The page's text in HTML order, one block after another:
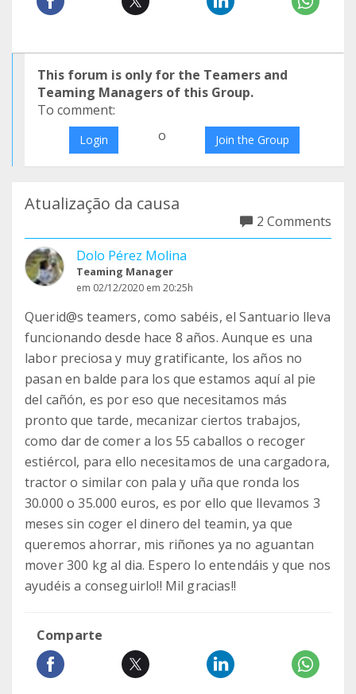
This forum is only for the Teamers and
Teaming Managers of this Group.
To comment:
Login o Join the Group
Atualização da causa
2 Comments
Dolo Pérez Molina
Teaming Manager
em 02/12/2020 em 20:25h
Querid@s teamers, como sabéis, el Santuario lleva
funcionando desde hace 8 años. Aunque es una
labor preciosa y muy gratificante, los años no
pasan en balde para los que estamos aquí al pie
del cañón, es por eso que necesitamos más
pronto que tarde, mecanizar ciertos trabajos,
como dar de comer a los 55 caballos o recoger
estiércol, para ello necesitamos de una cargadora,
tractor o similar con pala y uña que ronda los
30.000 o 35.000 euros, es por ello que llevamos 3
meses sin coger el dinero del teamin, ya que
queremos ahorrar, mis riñones ya no aguantan
mover 300 kg al dia. Espero lo entendáis y que nos
ayudéis a conseguirlo!! Mil gracias!!
Comparte